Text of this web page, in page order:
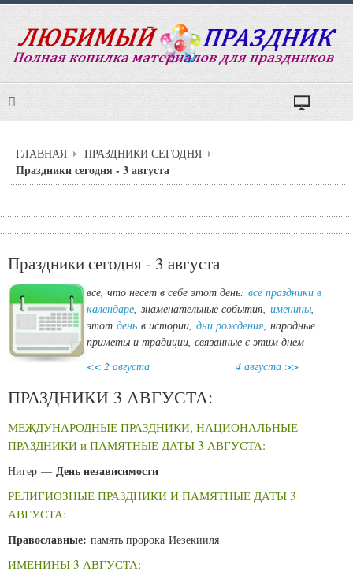
ГЛАВНАЯ ПРАЗДНИКИ СЕГОДНЯ
Праздники сегодня - 3 августа
Праздники сегодня - 3 августа
все, что несет в себе этот день: все праздники в
календаре, знаменательные события, именины,
этот день в истории, дни рождения, народные
приметы и традиции, связанные с этим днем
<< 2 августа
4 августа >>
ПРАЗДНИКИ 3 АВГУСТА:
МЕЖДУНАРОДНЫЕ ПРАЗДНИКИ, НАЦИОНАЛЬНЫЕ
ПРАЗДНИКИ и ПАМЯТНЫЕ ДАТЫ 3 АВГУСТА:
Нигер — День независимости
РЕЛИГИОЗНЫЕ ПРАЗДНИКИ И ПАМЯТНЫЕ ДАТЫ 3
АВГУСТА:
Православные: память пророка Иезекииля
ИМЕНИНЫ 3 АВГУСТА: